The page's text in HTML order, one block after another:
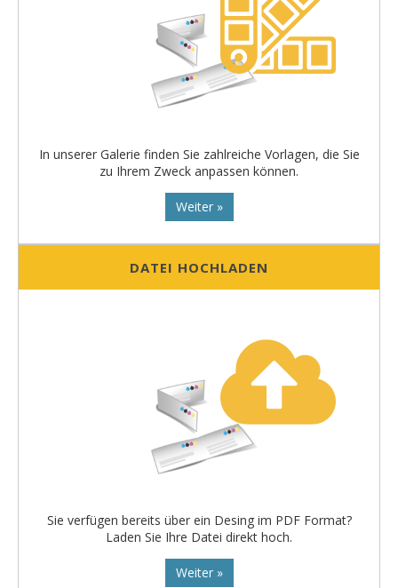
In unserer Galerie finden Sie zahlreiche Vorlagen, die Sie
zu Ihrem Zweck anpassen können.
Weiter »
DATEI HOCHLADEN
Sie verfügen bereits über ein Desing im PDF Format?
Laden Sie Ihre Datei direkt hoch.
Weiter »